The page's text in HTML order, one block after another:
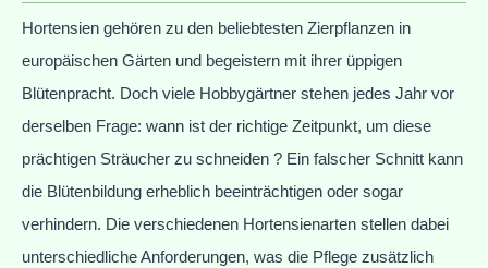
Hortensien gehören zu den beliebtesten Zierpflanzen in
europäischen Gärten und begeistern mit ihrer üppigen
Blütenpracht. Doch viele Hobbygärtner stehen jedes Jahr vor
derselben Frage: wann ist der richtige Zeitpunkt, um diese
prächtigen Sträucher zu schneiden ? Ein falscher Schnitt kann
die Blütenbildung erheblich beeinträchtigen oder sogar
verhindern. Die verschiedenen Hortensienarten stellen dabei
unterschiedliche Anforderungen, was die Pflege zusätzlich